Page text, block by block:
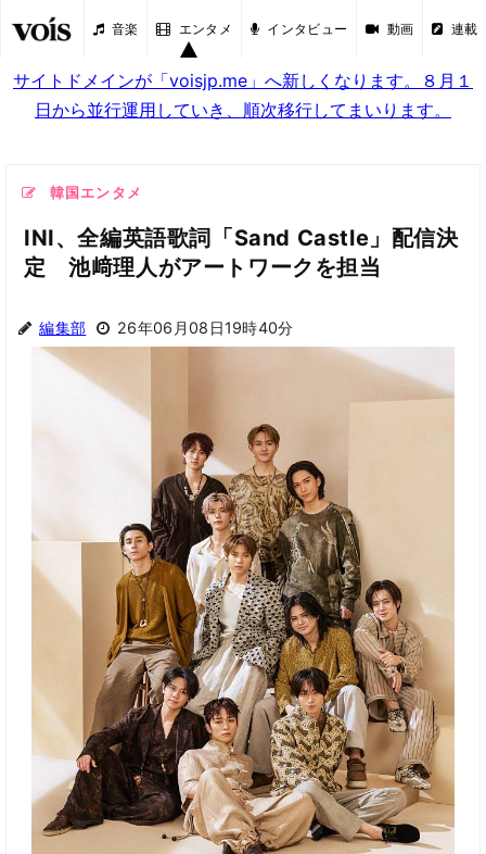
音楽 エンタメ インタビュー 動画 連載
サイトドメインが「voisjp.me」へ新しくなります。８月１
日から並行運用していき、順次移行してまいります。
韓国エンタメ
INI、全編英語歌詞「Sand Castle」配信決
定 池﨑理人がアートワークを担当
編集部 26年06月08日19時40分